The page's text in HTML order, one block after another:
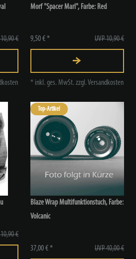
€
Morf "Spacer Marl", Farbe: Red
UVP 10,90 €
9,50 € *
* inkl. ges. MwSt. zzgl.Versandkosten
€
Top-Artikel
Blaze Wrap Multifunktionstuch, Farbe:
Volcanic
UVP 40,00 €
37,00 € *